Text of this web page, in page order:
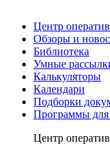
Центр
Обзоры и
Библиотека
Умные
Калькуляторы
Календари
Подборки
Программы для
Центр